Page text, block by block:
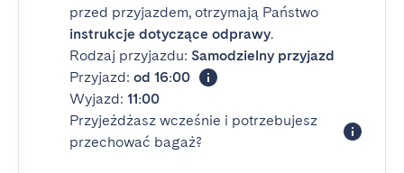
przed przyjazdem, otrzymają Państwo
instrukcje dotyczące odprawy.
Rodzaj przyjazdu: Samodzielny przyjazd
Przyjazd: od 16:00
Wyjazd: 11:00
Przyjeżdżasz wcześnie i potrzebujesz
przechować bagaż?